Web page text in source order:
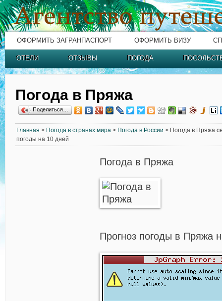
ОФОРМИТЬ ЗАГРАНПАСПОРТ ОФОРМИТЬ ВИЗУ
ОТЕЛИ ОТЗЫВЫ ПОГОДА
Погода в Пряжа
Поделиться…
Главная > Погода в странах мира > Погода в России > Погода в Пряжа
погоды на 10 дней
Погода в Пряжа
Прогноз погоды в Пряжа